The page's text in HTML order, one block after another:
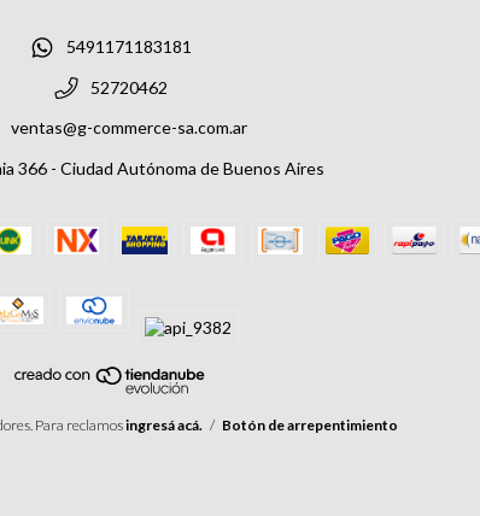
5491171183181
52720462
ventas@g-commerce-sa.com.ar
366 - Ciudad Autónoma de Buenos Aires
Para reclamosingresá acá. / Botón de arrepentimiento